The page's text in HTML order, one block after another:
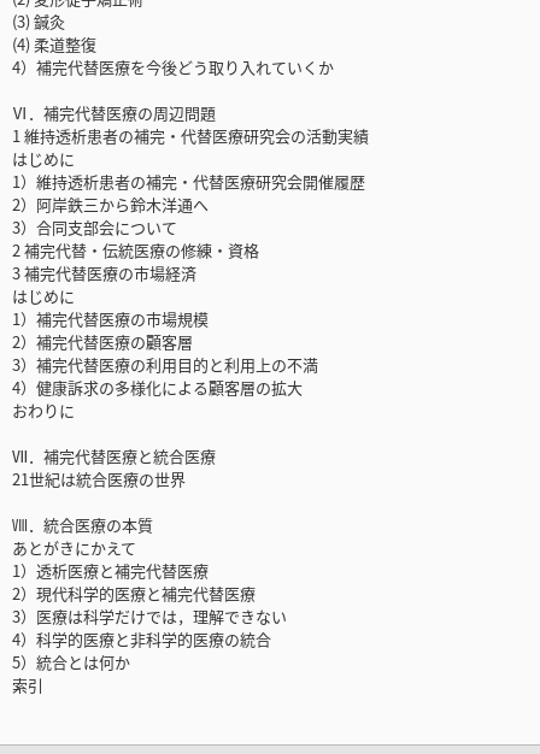
(3) 鍼灸
(4) 柔道整復
4）補完代替医療を今後どう取り入れていくか
Ⅵ．補完代替医療の周辺問題
1 維持透析患者の補完・代替医療研究会の活動実績
はじめに
1）維持透析患者の補完・代替医療研究会開催履歴
2）阿岸鉄三から鈴木洋通へ
3）合同支部会について
2 補完代替・伝統医療の修練・資格
3 補完代替医療の市場経済
はじめに
1）補完代替医療の市場規模
2）補完代替医療の顧客層
3）補完代替医療の利用目的と利用上の不満
4）健康訴求の多様化による顧客層の拡大
おわりに
Ⅶ．補完代替医療と統合医療
21世紀は統合医療の世界
Ⅷ．統合医療の本質
あとがきにかえて
1）透析医療と補完代替医療
2）現代科学的医療と補完代替医療
3）医療は科学だけでは，理解できない
4）科学的医療と非科学的医療の統合
5）統合とは何か
索引